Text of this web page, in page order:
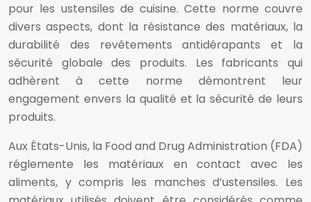
pour les ustensiles de cuisine. Cette norme couvre
divers aspects, dont la résistance des matériaux, la
durabilité des revêtements antidérapants et la
sécurité globale des produits. Les fabricants qui
adhèrent à cette norme démontrent leur
engagement envers la qualité et la sécurité de leurs
produits.
Aux États-Unis, la Food and Drug Administration (FDA)
réglemente les matériaux en contact avec les
aliments, y compris les manches d’ustensiles. Les